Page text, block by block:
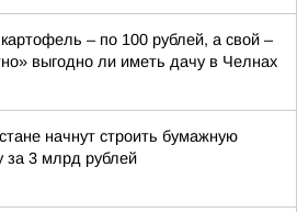
– по 100 рублей, а свой –
выгодно ли иметь дачу в Челнах
начнут строить бумажную
за 3 млрд рублей